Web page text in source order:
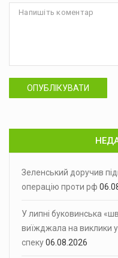
ОПУБЛІКУВАТИ
Зеленський доручив
операцію проти рф
У липні буковинська
виїжджала на виклики
спеку06.08.2026